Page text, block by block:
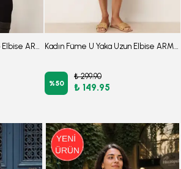
Kadın Turuncu V Yaka Triko Elbise ARM-26K136054 Kadın Füme U Yaka Uzun Elbise ARM-26K001048
%50
₺ 299.90
₺ 149.95